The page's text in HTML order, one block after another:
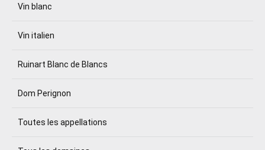
Vin blanc
Vin italien
Ruinart Blanc de Blancs
Dom Perignon
Toutes les appellations